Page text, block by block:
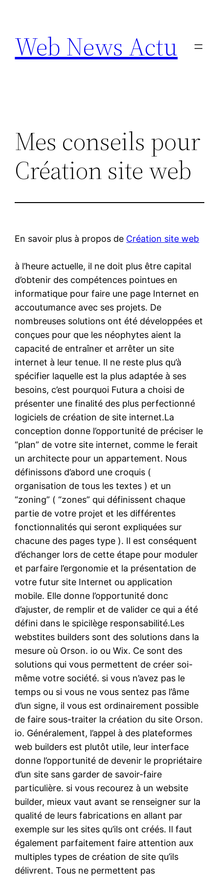
contenu
Web News Actu
Mes conseils pour
Création site web
En savoir plus à propos de Création site web
à l’heure actuelle, il ne doit plus être capital
d’obtenir des compétences pointues en
informatique pour faire une page Internet en
accoutumance avec ses projets. De
nombreuses solutions ont été développées et
conçues pour que les néophytes aient la
capacité de entraîner et arrêter un site
internet à leur tenue. Il ne reste plus qu’à
spécifier laquelle est la plus adaptée à ses
besoins, c’est pourquoi Futura a choisi de
présenter une finalité des plus perfectionné
logiciels de création de site internet.La
conception donne l’opportunité de préciser le
“plan” de votre site internet, comme le ferait
un architecte pour un appartement. Nous
définissons d’abord une croquis (
organisation de tous les textes ) et un
“zoning” ( “zones” qui définissent chaque
partie de votre projet et les différentes
fonctionnalités qui seront expliquées sur
chacune des pages type ). Il est conséquent
d’échanger lors de cette étape pour moduler
et parfaire l’ergonomie et la présentation de
votre futur site Internet ou application
mobile. Elle donne l’opportunité donc
d’ajuster, de remplir et de valider ce qui a été
défini dans le spicilège responsabilité.Les
webstites builders sont des solutions dans la
mesure où Orson. io ou Wix. Ce sont des
solutions qui vous permettent de créer soi-
même votre société. si vous n’avez pas le
temps ou si vous ne vous sentez pas l’âme
d’un signe, il vous est ordinairement possible
de faire sous-traiter la création du site Orson.
io. Généralement, l’appel à des plateformes
web builders est plutôt utile, leur interface
donne l’opportunité de devenir le propriétaire
d’un site sans garder de savoir-faire
particulière. si vous recourez à un website
builder, mieux vaut avant se renseigner sur la
qualité de leurs fabrications en allant par
exemple sur les sites qu’ils ont créés. Il faut
également parfaitement faire attention aux
multiples types de création de site qu’ils
délivrent. Tous ne permettent pas